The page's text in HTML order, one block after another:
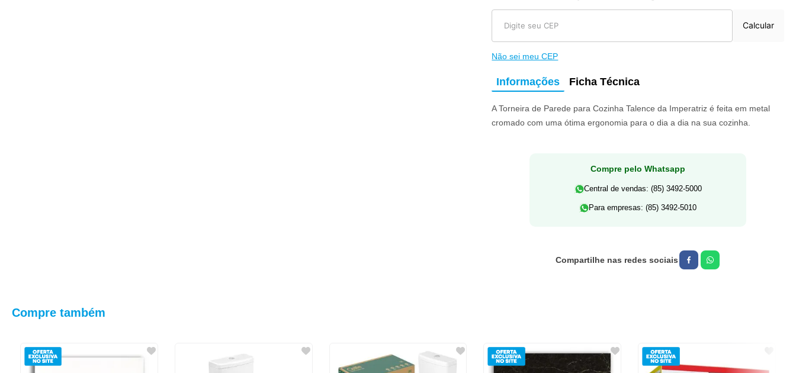
Calcular
Não sei meu CEP
Informações Ficha Técnica
A Torneira de Parede para Cozinha Talence da Imperatriz é feita em metal
cromado com uma ótima ergonomia para o dia a dia na sua cozinha.
Compre pelo Whatsapp
Central de vendas: (85) 3492-5000
Para empresas: (85) 3492-5010
Compre também